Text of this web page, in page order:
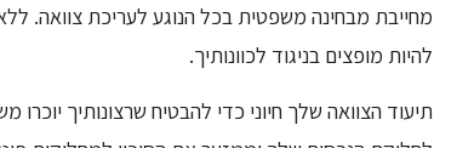
מחייבת מבחינה משפטית בכל הנוגע לעריכת צוואה.
להיות מופצים בניגוד לכוונותיך.
תיעוד הצוואה שלך חיוני כדי להבטיח שרצונותיך